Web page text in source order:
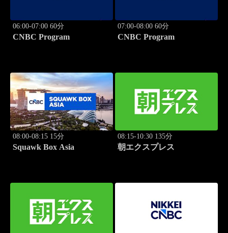
06:00-07:00 60分
CNBC Program
07:00-08:00 60分
CNBC Program
08:00-08:15 15分
Squawk Box Asia
08:15-10:30 135分
朝エクスプレス